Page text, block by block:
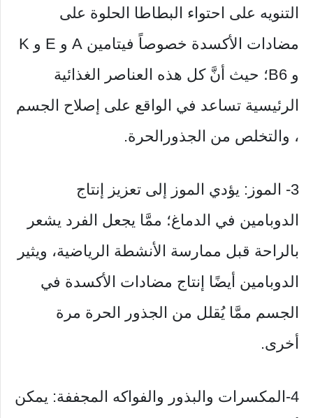
التنويه على احتواء البطاطا الحلوة على
مضادات الأكسدة خصوصاً فيتامين A و E و K
و B6؛ حيث أنَّ كل هذه العناصر الغذائية
الرئيسية تساعد في الواقع على إصلاح الجسم
، والتخلص من الجذورالحرة.
3- الموز: يؤدي الموز إلى تعزيز إنتاج
الدوبامين في الدماغ؛ ممَّا يجعل الفرد يشعر
بالراحة قبل ممارسة الأنشطة الرياضية، ويثير
الدوبامين أيضًا إنتاج مضادات الأكسدة في
الجسم ممَّا يُقلل من الجذور الحرة مرة
أخرى.
4-المكسرات والبذور والفواكه المجففة: يمكن